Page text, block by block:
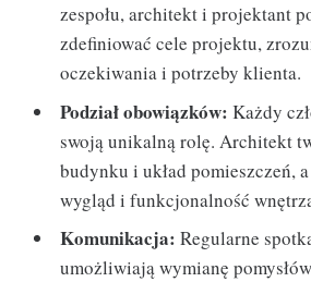
zespołu, architekt i projektant
zdefiniować cele projektu,
oczekiwania i potrzeby klienta.
Podział obowiązków:Każdy
swoją unikalną rolę. Architekt
budynku i układ pomieszczeń,
wygląd i funkcjonalność
Komunikacja: Regularne
umożliwiają wymianę